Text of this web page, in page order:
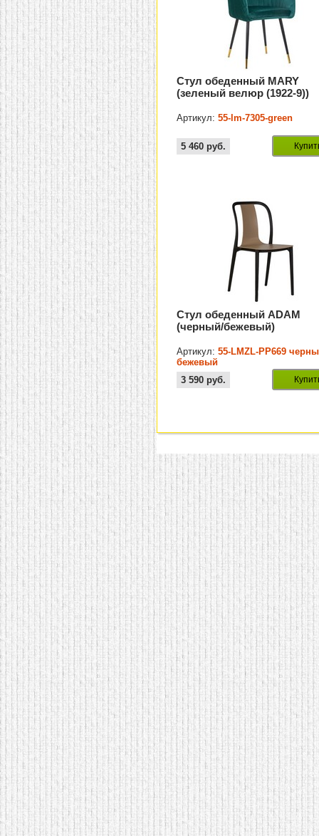
Стул обеденный MARY
(зеленый велюр (1922-9))
Артикул:55-lm-7305-green
5 460 руб.
Стул обеденный ADAM
(черный/бежевый)
Артикул:55-LMZL-PP669
бежевый
3 590 руб.